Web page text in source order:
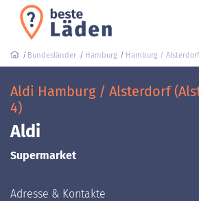
Bundesländer Hamburg Hamburg / Alsterdorf
Aldi Hamburg / Alsterdorf
4)
Aldi
Supermarket
Adresse & Kontakte